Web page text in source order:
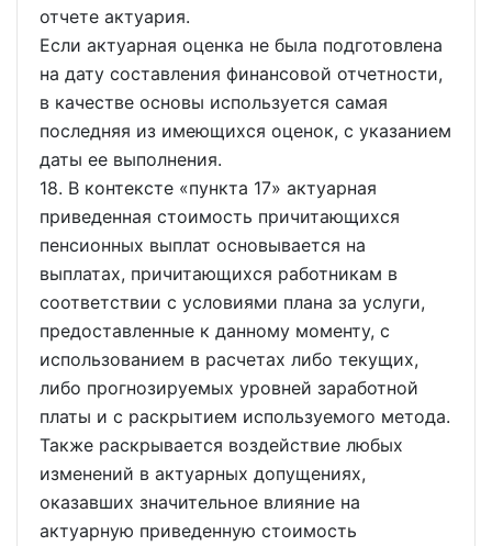
отчете актуария.
Если актуарная оценка не была подготовлена
на дату составления финансовой отчетности,
в качестве основы используется самая
последняя из имеющихся оценок, с указанием
даты ее выполнения.
18. В контексте
пункта 17
актуарная
приведенная стоимость причитающихся
пенсионных выплат основывается на
выплатах, причитающихся работникам в
соответствии с условиями плана за услуги,
предоставленные к данному моменту, с
использованием в расчетах либо текущих,
либо прогнозируемых уровней заработной
платы и с раскрытием используемого метода.
Также раскрывается воздействие любых
изменений в актуарных допущениях,
оказавших значительное влияние на
актуарную приведенную стоимость